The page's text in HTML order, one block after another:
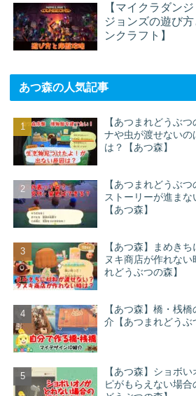
【マイクラダン
ジョンズの遊び
ンクラフト】
あつ森の人気記事
【あつまれどうぶ
ナや虫が渡せない
は？【あつ森】
【あつまれどうぶ
ストーリーが進まな
【あつ森】
【あつ森】まめき
ヌキ商店が作れない
れどうぶつの森】
【あつ森】橋・桟
介【あつまれどうぶ
【あつ森】ショボ
ピがもらえない場